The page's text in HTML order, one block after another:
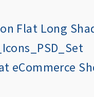
Flat Long
eCommerce